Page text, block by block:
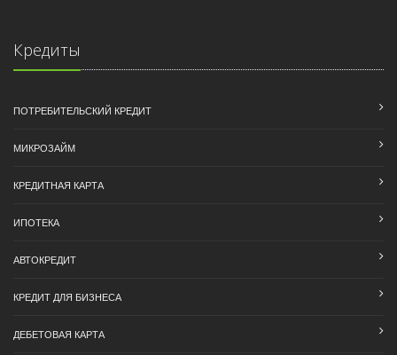
Кредиты
ПОТРЕБИТЕЛЬСКИЙ КРЕДИТ
МИКРОЗАЙМ
КРЕДИТНАЯ КАРТА
ИПОТЕКА
АВТОКРЕДИТ
КРЕДИТ ДЛЯ БИЗНЕСА
ДЕБЕТОВАЯ КАРТА